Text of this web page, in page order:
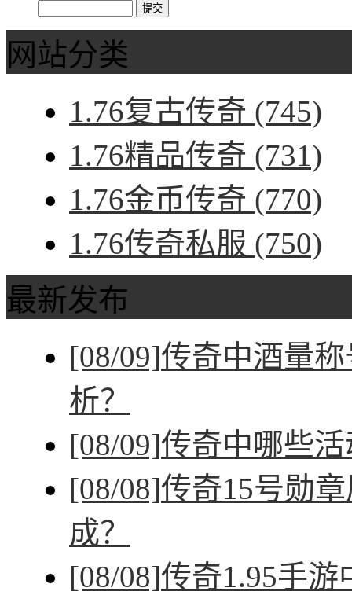
网站分类
1.76复古传奇 (745)
1.76精品传奇 (731)
1.76金币传奇 (770)
1.76传奇私服 (750)
最新发布
[08/09]传奇中酒量
析？
[08/09]传奇中哪些
[08/08]传奇15号勋
成？
[08/08]传奇1.95手